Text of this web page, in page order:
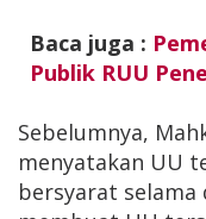
Baca juga :
Publik RUU
Sebelumnya,
menyatakan UU
bersyarat selama